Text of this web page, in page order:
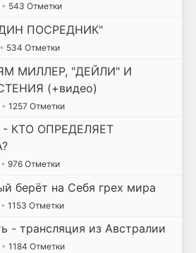
• 543 Отметки
ПОСРЕДНИК"
• 534 Отметки
МИЛЛЕР, "ДЕЙЛИ" И
(+видео)
• 1257 Отметки
КТО ОПРЕДЕЛЯЕТ
• 976 Отметки
берёт на Себя грех мира
• 1153 Отметки
- трансляция из Австралии
• 1184 Отметки